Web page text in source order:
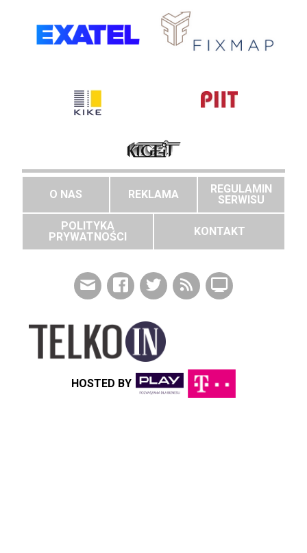
O NAS REKLAMA
REGULAMIN
SERWISU
POLITYKA
PRYWATNOŚCI
KONTAKT
HOSTED BY